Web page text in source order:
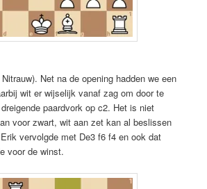
Net na de opening hadden we een
wit er wijselijk vanaf zag om door te
paardvork op c2. Het is niet
voor zwart, wit aan zet kan al beslissen
vervolgde met De3 f6 f4 en ook dat
voor de winst.